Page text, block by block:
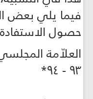
فيما يلي بعض
حصول
٩٣ - ٩٤*